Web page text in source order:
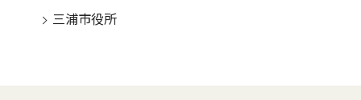
三浦市役所